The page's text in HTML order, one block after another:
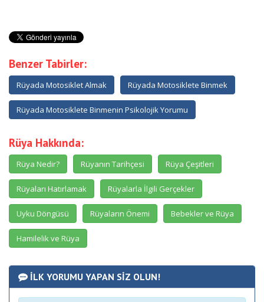
Benzer Tabirler:
Rüyada Motosiklet Almak Rüyada Motosiklete Binmek
Rüyada Motosiklete Binmenin Psikolojik Yorumu
Rüya Hakkında:
Rüya Nedir? Rüyanın Tarihçesi Rüya Çeşitleri
Rüyaları Hatırlamak Rüyalarla İlgili Gerçekler
Uyku Döngüsü Rüyaların Önemi Bebekler ve Rüya
Hamilelik ve Rüya
İLK YORUMU YAPAN SİZ OLUN!